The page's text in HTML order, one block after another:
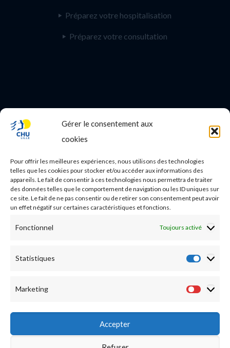
Gérer le consentement aux
cookies
Pour offrir les meilleures expériences, nous utilisons des technologies
telles que les cookies pour stocker et/ou accéder aux informations des
appareils. Le fait de consentir à ces technologies nous permettra de traiter
des données telles que le comportement de navigation ou les ID uniques sur
ce site. Le fait de ne pas consentir ou de retirer son consentement peut avoir
un effet négatif sur certaines caractéristiques et fonctions.
Fonctionnel Toujours activé
Statistiques
Marketing
Accepter
Préparez votre hospitalisation
Préparez votre consultation
PROFESSIONNEL DE SANTE
Nos essais cliniques
Ecoles paramédicales